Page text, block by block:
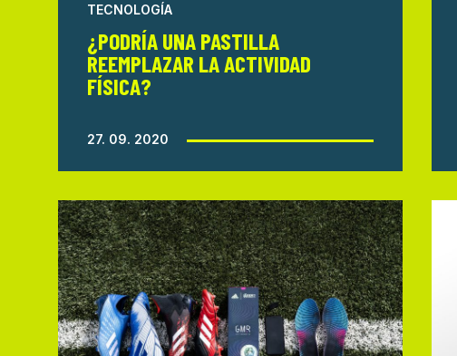
TECNOLOGÍA
¿PODRÍA UNA PASTILLA
REEMPLAZAR LA ACTIVIDAD
FÍSICA?
27. 09. 2020